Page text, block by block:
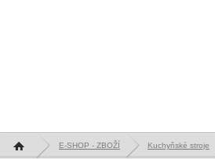
Hlavní stránka E-SHOP - ZBOŽÍ Kuchyňské stroje